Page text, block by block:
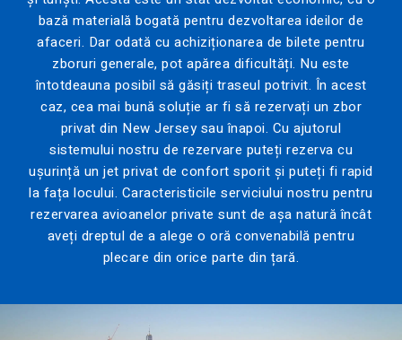
bază materială bogată pentru dezvoltarea ideilor de
afaceri. Dar odată cu achiziționarea de bilete pentru
zboruri generale, pot apărea dificultăți. Nu este
întotdeauna posibil să găsiți traseul potrivit. În acest
caz, cea mai bună soluție ar fi să rezervați un zbor
privat din New Jersey sau înapoi. Cu ajutorul
sistemului nostru de rezervare puteți rezerva cu
ușurință un jet privat de confort sporit și puteți fi rapid
la fața locului. Caracteristicile serviciului nostru pentru
rezervarea avioanelor private sunt de așa natură încât
aveți dreptul de a alege o oră convenabilă pentru
plecare din orice parte din țară.